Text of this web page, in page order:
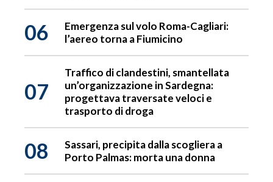
06
Emergenza sul volo Roma-Cagliari:
l’aereo torna a Fiumicino
07
Traffico di clandestini, smantellata
un’organizzazione in Sardegna:
progettava traversate veloci e
trasporto di droga
08
Sassari, precipita dalla scogliera a
Porto Palmas: morta una donna